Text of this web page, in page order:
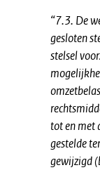
“7.3. De
gesloten
stelsel
tot en met
gestelde
gewijzigd